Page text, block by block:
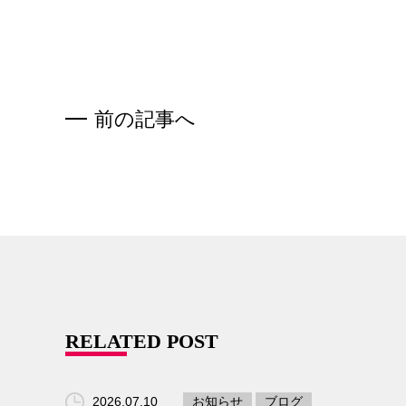
前の記事へ
RELATED POST
2026.07.10 お知らせ ブログ